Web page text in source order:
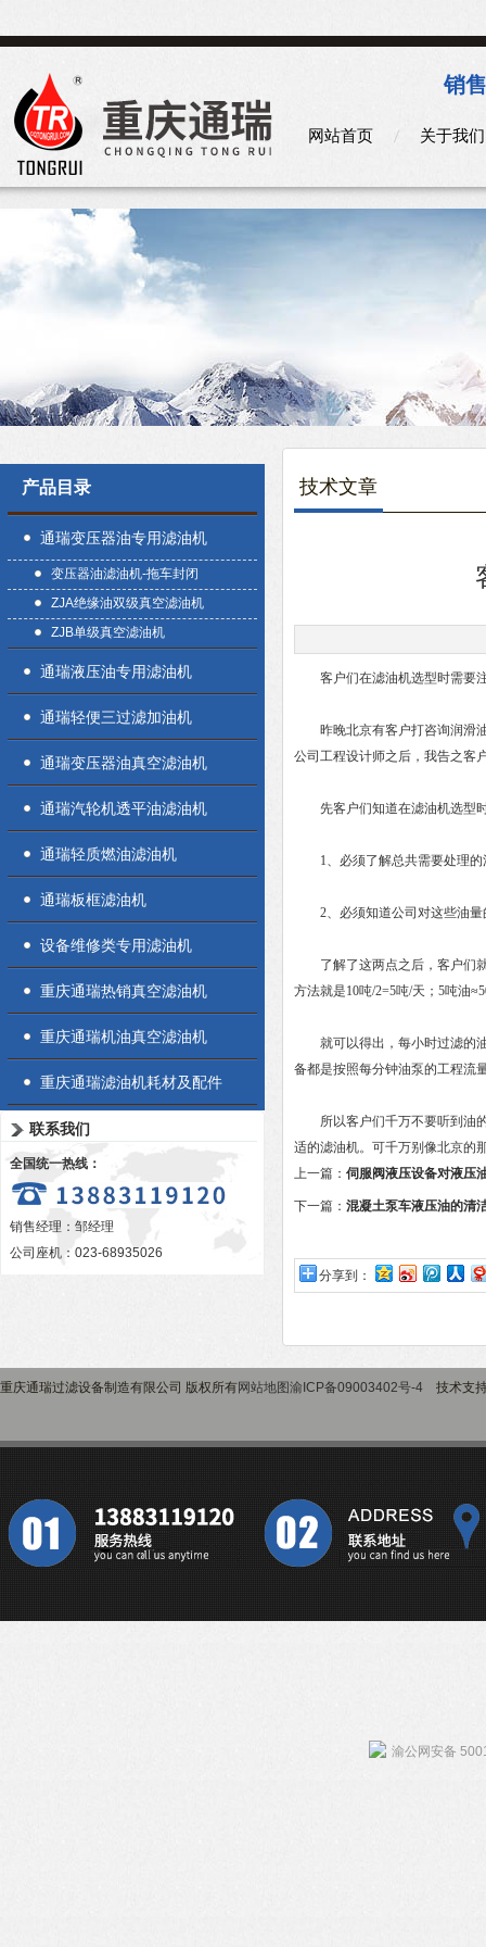
销
网站首页 关于我们
产品目录
通瑞变压器油专用滤油机
变压器油滤油机-拖车封闭
ZJA绝缘油双级真空滤油机
ZJB单级真空滤油机
通瑞液压油专用滤油机
通瑞轻便三过滤加油机
通瑞变压器油真空滤油机
通瑞汽轮机透平油滤油机
通瑞轻质燃油滤油机
通瑞板框滤油机
设备维修类专用滤油机
重庆通瑞热销真空滤油机
重庆通瑞机油真空滤油机
重庆通瑞滤油机耗材及配件
联系我们
全国统一热线：
销售经理：邹经理
公司座机：023-68935026
技术文章
客户们在滤油机选型时需要
昨晚北京有客户打咨询润滑油
公司工程设计师之后，我告之客
先客户们知道在滤油机选型
1、必须了解总共需要处理的
2、必须知道公司对这些油量
了解了这两点之后，客户们就
方法就是10吨/2=5吨/天；5吨油
就可以得出，每小时过滤的油
备都是按照每分钟油泵的工程流
所以客户们千万不要听到油的
适的滤油机。可千万别像北京的
上一篇： 伺服阀液压设备对液压
下一篇： 混凝土泵车液压油的清
分享到：
重庆通瑞过滤设备制造有限公司 版权所有网站地图渝ICP备09003402号-4 技术支
渝公网安备